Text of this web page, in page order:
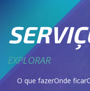
EXPLORAR
O que fazerOnde ficar